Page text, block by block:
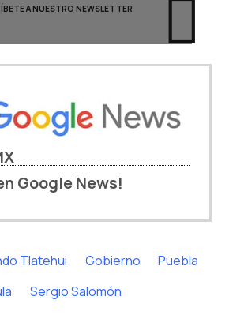
Google News!
Tlatehui Gobierno
Puebla
Sergio Salomón